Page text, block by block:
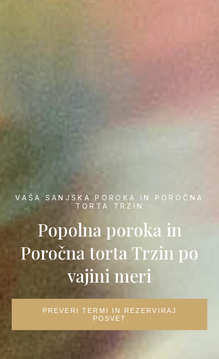
VAŠA SANJSKA POROKA IN POROČNA
TORTA TRZIN
Popolna poroka in
Poročna torta Trzin po
vajini meri
PREVERI TERMI IN REZERVIRAJ
POSVET